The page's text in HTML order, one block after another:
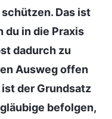
Das ist
du in die Praxis
dadurch zu
Ausweg offen
der Grundsatz
befolgen,